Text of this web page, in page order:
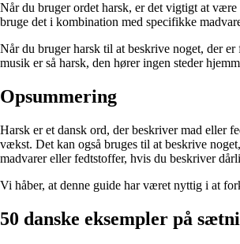
Når du bruger ordet harsk, er det vigtigt at
bruge det i kombination med specifikke
Når du bruger harsk til at beskrive noget, der
musik er så harsk, den hører ingen steder
Opsummering
Harsk er et dansk ord, der beskriver mad eller
vækst. Det kan også bruges til at beskrive
madvarer eller fedtstoffer, hvis du beskriver
Vi håber, at denne guide har været nyttig i at
50 danske eksempler på